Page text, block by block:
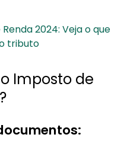
2024: Veja o que
tributo
Imposto de